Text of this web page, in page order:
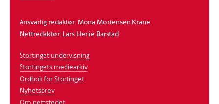
Ansvarlig redaktør: Mona Mortensen Krane
Nettredaktør: Lars Henie Barstad
Stortinget undervisning
Stortingets mediearkiv
Ordbok for Stortinget
Nyhetsbrev
Om nettstedet